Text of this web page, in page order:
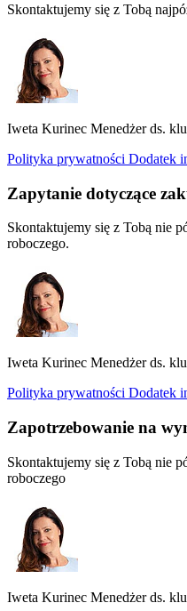
Skontaktujemy się z Tobą
Iweta Kurinec Menedżer ds.
Polityka prywatności Dodatek
Zapytanie dotyczące
Skontaktujemy się z Tobą nie
roboczego.
Iweta Kurinec Menedżer ds.
Polityka prywatności Dodatek
Zapotrzebowanie na
Skontaktujemy się z Tobą nie
roboczego
Iweta Kurinec Menedżer ds.